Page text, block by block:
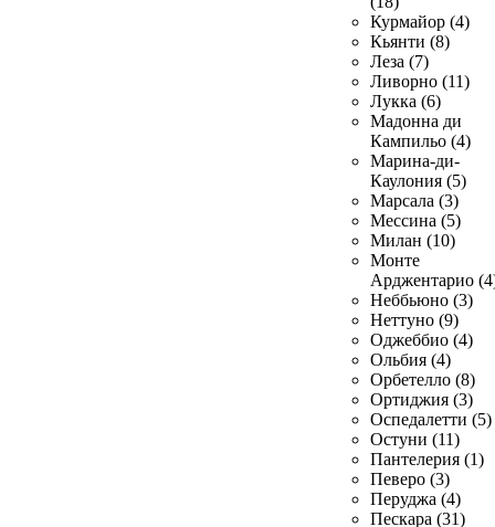
Курмайор (4)
Кьянти (8)
Леза (7)
Ливорно (11)
Лукка (6)
Мадонна ди
Кампильо (4)
Марина-ди-
Каулония (5)
Марсала (3)
Мессина (5)
Милан (10)
Монте
Арджентарио
Неббьюно (3)
Неттуно (9)
Оджеббио (4)
Ольбия (4)
Орбетелло (8)
Ортиджия (3)
Оспедалетти (5)
Остуни (11)
Пантелерия (1)
Певеро (3)
Перуджа (4)
Пескара (31)